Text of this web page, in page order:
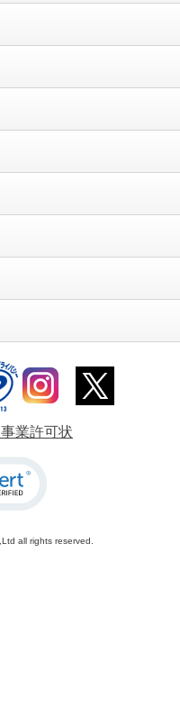
業許可状
all rights reserved.